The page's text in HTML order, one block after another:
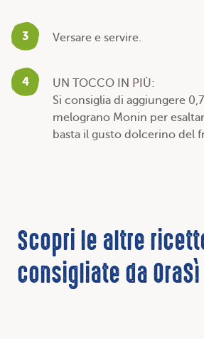
3 Versare e servire.
4
UN TOCCO IN PIÙ:
Si consiglia di aggiungere
melograno Monin per
basta il gusto dolcerino del
Scopri le altre
consigliate da OraSì